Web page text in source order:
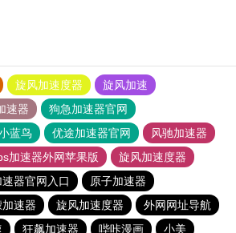
旋风加速度器
旋风加速
速器
狗急加速器官网
蓝鸟 优途加速器官网
风驰加速器
加速器外网苹果版
旋风加速度器
器官网入口
原子加速器
速器 旋风加速度器
外网网址导航
狂飙加速器 哔咔漫画
小美